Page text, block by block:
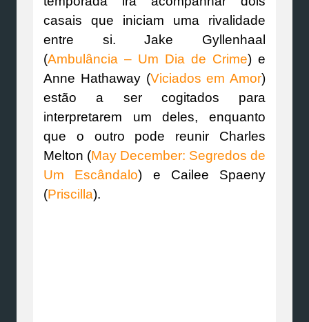
casais que iniciam uma rivalidade
entre si. Jake Gyllenhaal
(Ambulância – Um Dia de Crime) e
Anne Hathaway (Viciados em Amor)
estão a ser cogitados para
interpretarem um deles, enquanto
que o outro pode reunir Charles
Melton (May December: Segredos de
Um Escândalo) e Cailee Spaeny
(Priscilla).